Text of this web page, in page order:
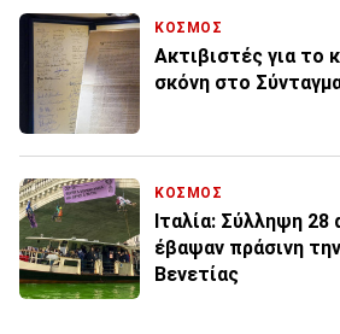
ΚΟΣΜΟΣ
Ακτιβιστές για το
σκόνη στο
ΚΟΣΜΟΣ
Ιταλία: Σύλληψη
έβαψαν πράσινη
Βενετίας